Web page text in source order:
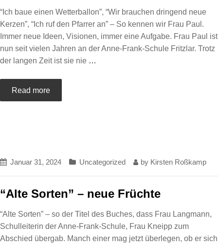
“Ich baue einen Wetterballon”, “Wir brauchen dringend neue
Kerzen”, “Ich ruf den Pfarrer an” – So kennen wir Frau Paul.
Immer neue Ideen, Visionen, immer eine Aufgabe. Frau Paul ist
nun seit vielen Jahren an der Anne-Frank-Schule Fritzlar. Trotz
der langen Zeit ist sie nie …
Read more
Januar 31, 2024 Uncategorized by Kirsten Roßkamp
“Alte Sorten” – neue Früchte
“Alte Sorten” – so der Titel des Buches, dass Frau Langmann,
Schulleiterin der Anne-Frank-Schule, Frau Kneipp zum
Abschied übergab. Manch einer mag jetzt überlegen, ob er sich